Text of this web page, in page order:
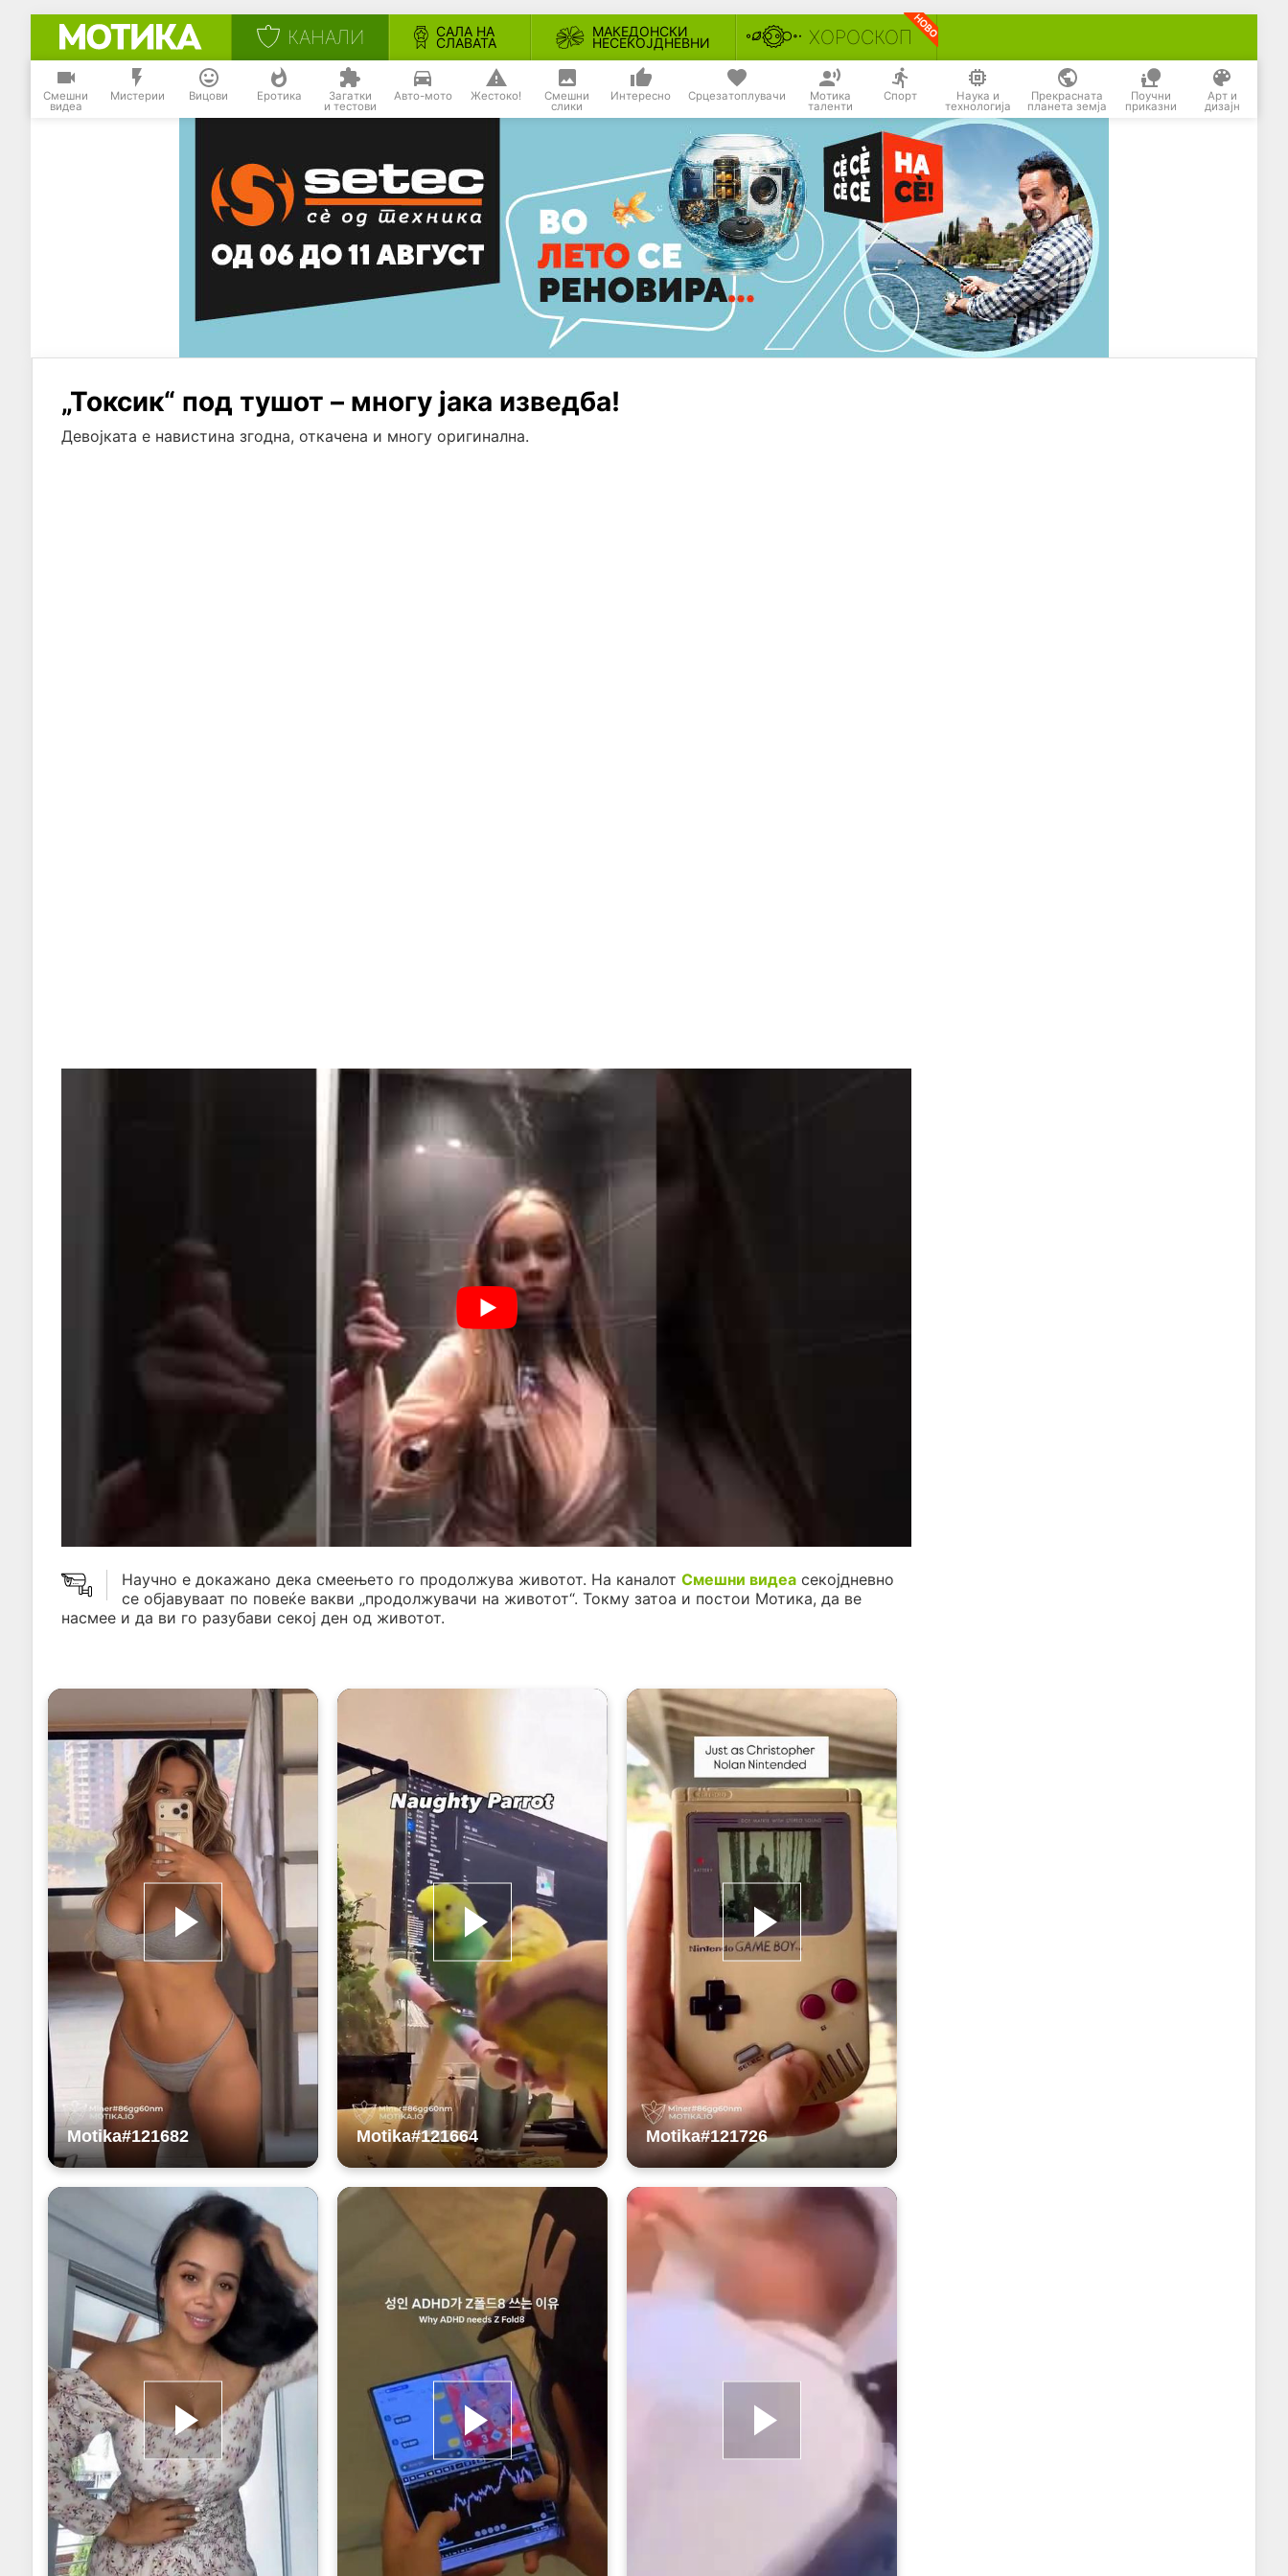
КАНАЛИ САЛА НА
СЛАВАТА
МАКЕДОНСКИ
НЕСЕКОЈДНЕВНИ ХОРОСКОП
Смешни
видеа
Мистерии Вицови Еротика Загатки
и тестови
Авто-мото Жестоко! Смешни
слики
Интересно Срцезатоплувачи Мотика
таленти
Спорт Наука и
технологија
Прекрасната
планета земја
Поучни
приказни
Арт и
дизајн
„Токсик“ под тушот – многу јака изведба!
Девојката е навистина згодна, откачена и многу оригинална.
Научно е докажано дека смеењето го продолжува животот. На каналот Смешни видеа секојдневно
се објавуваат по повеќе вакви „продолжувачи на животот“. Токму затоа и постои Мотика, да ве
насмее и да ви го разубави секој ден од животот.